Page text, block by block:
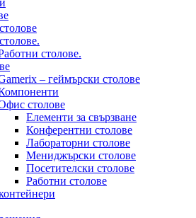
столове.
– геймърски столове
столове
Елементи за свързване
Конферентни столове
Лабораторни столове
Мениджърски столове
Посетителски столове
Работни столове